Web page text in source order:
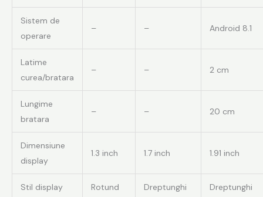
Sistem de
operare
– – Android 8.1
Latime
curea/bratara
– – 2 cm
Lungime
bratara
– – 20 cm
Dimensiune
display
1.3 inch 1.7 inch 1.91 inch
Stil display Rotund Dreptunghi Dreptunghi